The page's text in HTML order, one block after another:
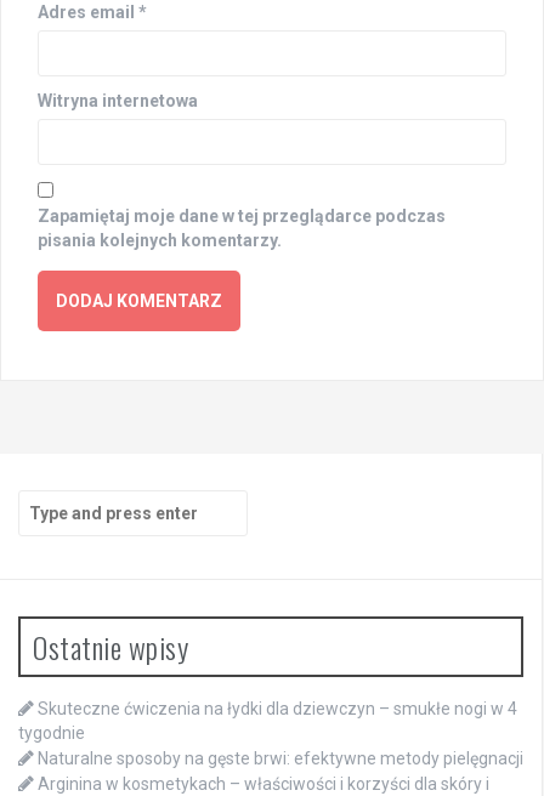
Adres email *
Witryna internetowa
Zapamiętaj moje dane w tej przeglądarce podczas
pisania kolejnych komentarzy.
Search
for:
Ostatnie wpisy
Skuteczne ćwiczenia na łydki dla dziewczyn – smukłe nogi w 4
tygodnie
Naturalne sposoby na gęste brwi: efektywne metody pielęgnacji
Arginina w kosmetykach – właściwości i korzyści dla skóry i